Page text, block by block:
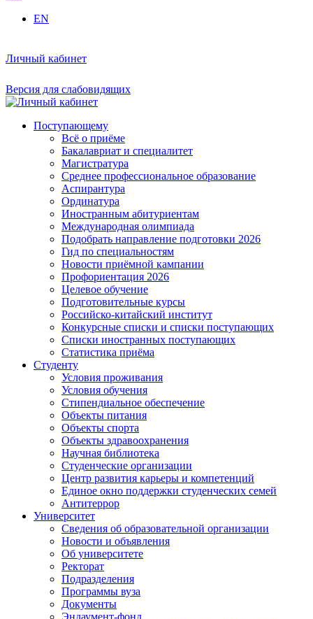
EN
Личный кабинет
Версия для слабовидящих
Поступающему
Всё о приёме
Бакалавриат и специалитет
Магистратура
Среднее профессиональное образование
Аспирантура
Ординатура
Иностранным абитуриентам
Международная олимпиада
Подобрать направление подготовки 2026
Гид по специальностям
Новости приёмной кампании
Профориентация 2026
Целевое обучение
Подготовительные курсы
Российско-китайский институт
Конкурсные списки и списки поступающих
Списки иностранных поступающих
Статистика приёма
Студенту
Условия проживания
Условия обучения
Стипендиальное обеспечение
Объекты питания
Объекты спорта
Объекты здравоохранения
Научная библиотека
Студенческие организации
Центр развития карьеры и компетенций
Единое окно поддержки студенческих семей
Антитеррор
Университет
Сведения об образовательной организации
Новости и объявления
Об университете
Ректорат
Подразделения
Программы вуза
Документы
Эндаумент-фонд